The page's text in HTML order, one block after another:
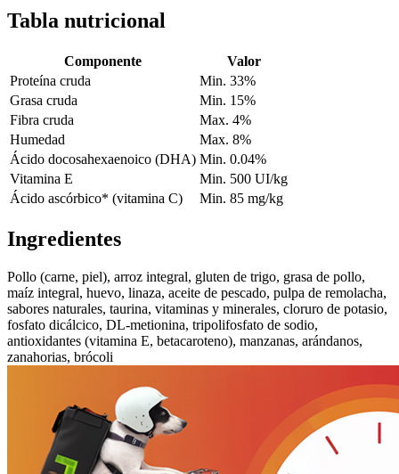
Tabla nutricional
Componente
Valor
Proteína cruda
Min. 33%
Grasa cruda
Min. 15%
Fibra cruda
Max. 4%
Humedad
Max. 8%
Ácido docosahexaenoico (DHA) Min. 0.04%
Vitamina E
Min. 500 UI/kg
Ácido ascórbico* (vitamina C)
Min. 85 mg/kg
Ingredientes
Pollo (carne, piel), arroz integral, gluten de trigo, grasa de pollo,
maíz integral, huevo, linaza, aceite de pescado, pulpa de remolacha,
sabores naturales, taurina, vitaminas y minerales, cloruro de potasio,
fosfato dicálcico, DL-metionina, tripolifosfato de sodio,
antioxidantes (vitamina E, betacaroteno), manzanas, arándanos,
zanahorias, brócoli